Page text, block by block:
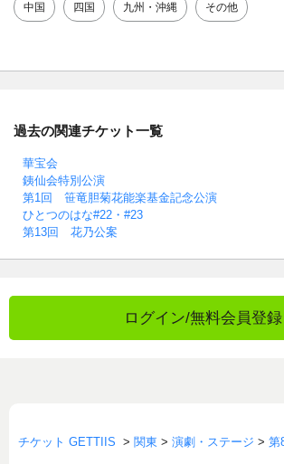
中国 四国 九州・沖縄 その他
過去の関連チケット一覧
華宝会
銕仙会特別公演
第1回 笹竜胆菊花能楽基金記念公演
ひとつのはな#22・#23
第13回 花乃公案
ログイン/無料会員登録
チケット GETTIIS > 関東 > 演劇・ステージ > 第